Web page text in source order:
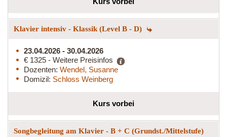
Klavier intensiv - Klassik (Level B - D)
23.04.2026 - 30.04.2026
€ 1325 - Weitere Preisinfos
Dozenten: Wendel, Susanne
Domizil: Schloss Weinberg
Kurs vorbei
Songbegleitung am Klavier - B + C (Grundst./Mittelstufe)